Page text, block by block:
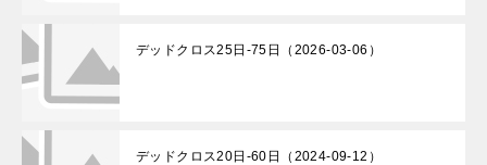
デッドクロス25日-75日（2026-03-06）
デッドクロス20日-60日（2024-09-12）